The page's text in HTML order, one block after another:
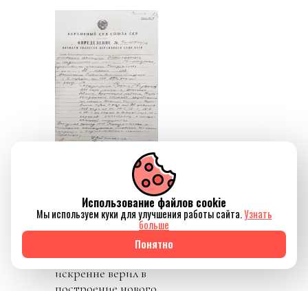
При этом
Сейфуллин до
конца оставался
преданным идеям
социализма и
искренне верил в
Использование файлов cookie
Мы используем куки для улучшения работы сайта.Узнать
больше
Понятно